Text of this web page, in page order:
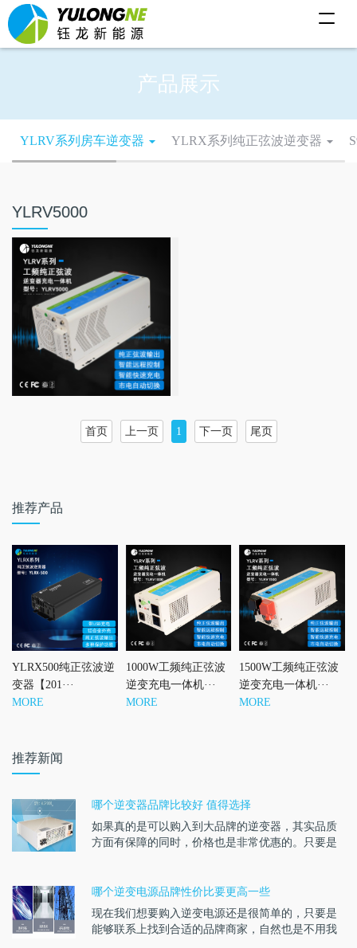
T
g
v
g
a
产品展示
YLRV系列房车逆变器 YLRX系列纯正弦波逆变器
YLRV5000
首页 上一页 1 下一页 尾页
推荐产品
YLRX500纯正弦波逆
变器【201···
MORE
1000W工频纯正弦波
逆变充电一体机···
MORE
1500W工频纯正弦波
逆变充电一体机···
MORE
推荐新闻
哪个逆变器品牌比较好 值得选择
如果真的是可以购入到大品牌的逆变器，其实品质
方面有保障的同时，价格也是非常优惠的。只要是
哪个逆变电源品牌性价比要更高一些
现在我们想要购入逆变电源还是很简单的，只要是
能够联系上找到合适的品牌商家，自然也是不用我